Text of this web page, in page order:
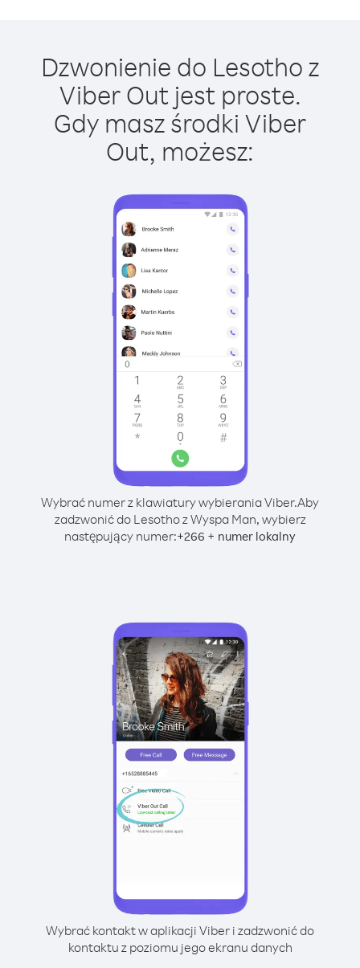
Dzwonienie do Lesotho z
Viber Out jest proste.
Gdy masz środki Viber
Out, możesz:
Wybrać numer z klawiatury wybierania Viber.Aby
zadzwonić do Lesotho z Wyspa Man, wybierz
następujący numer:+266 + numer lokalny
Wybrać kontakt w aplikacji Viber i zadzwonić do
kontaktu z poziomu jego ekranu danych